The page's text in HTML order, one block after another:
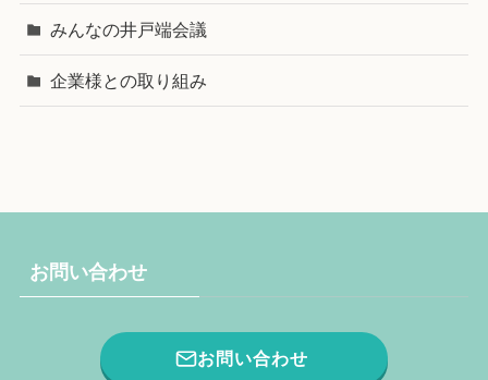
みんなの井戸端会議
企業様との取り組み
お問い合わせ
お問い合わせ